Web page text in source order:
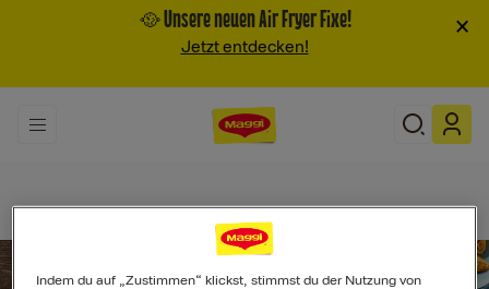
🥘 Unsere neuen Air Fryer Fixe!
Jetzt entdecken!
×
Indem du auf „Zustimmen“ klickst, stimmst du der Nutzung von